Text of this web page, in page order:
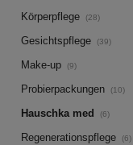
Körperpflege (28)
Gesichtspflege (39)
Make-up (9)
Probierpackungen (10)
Hauschka med (6)
Regenerationspflege (6)